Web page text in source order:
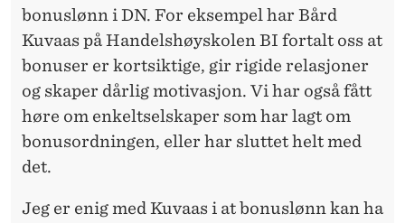
bonuslønn i DN. For eksempel har Bård
Kuvaas på Handelshøyskolen BI fortalt oss at
bonuser er kortsiktige, gir rigide relasjoner
og skaper dårlig motivasjon. Vi har også fått
høre om enkeltselskaper som har lagt om
bonusordningen, eller har sluttet helt med
det.
Jeg er enig med Kuvaas i at bonuslønn kan ha